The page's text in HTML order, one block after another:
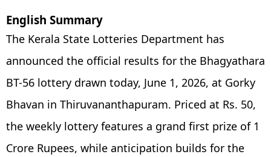
English Summary
The Kerala State Lotteries Department has
announced the official results for the Bhagyathara
BT-56 lottery drawn today, June 1, 2026, at Gorky
Bhavan in Thiruvananthapuram. Priced at Rs. 50,
the weekly lottery features a grand first prize of 1
Crore Rupees, while anticipation builds for the